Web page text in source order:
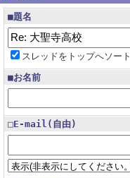
■題名
スレッドをトップへソート
■お名前
□E-mail(自由)